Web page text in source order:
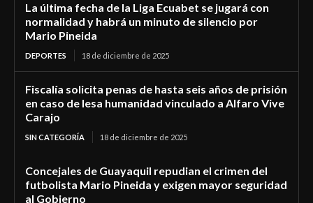
La última fecha de la Liga Ecuabet se jugará con
normalidad y habrá un minuto de silencio por
Mario Pineida
DEPORTES 18 de diciembre de 2025
Fiscalía solicita penas de hasta seis años de prisión
en caso de lesa humanidad vinculado a Alfaro Vive
Carajo
SIN CATEGORÍA 18 de diciembre de 2025
Concejales de Guayaquil repudian el crimen del
futbolista Mario Pineida y exigen mayor seguridad
al Gobierno